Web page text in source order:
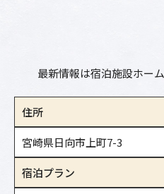
最新情報は宿泊施設ホー
住所
宮崎県日向市上町7-3
宿泊プラン